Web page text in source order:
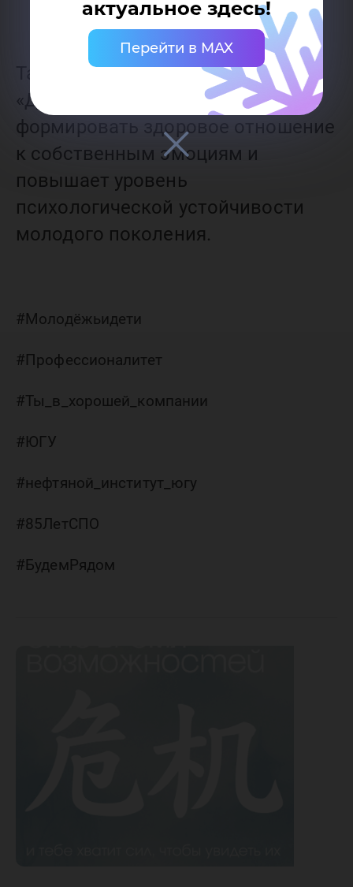
актуальное здесь!
Перейти в MAX
Таким образом, спецпроект
«Дыши со мной» помогает
формировать здоровое отношение
к собственным эмоциям и
повышает уровень
психологической устойчивости
молодого поколения.
#Молодёжьидети
#Профессионалитет
#Ты_в_хорошей_компании
#ЮГУ
#нефтяной_институт_югу
#85ЛетСПО
#БудемРядом